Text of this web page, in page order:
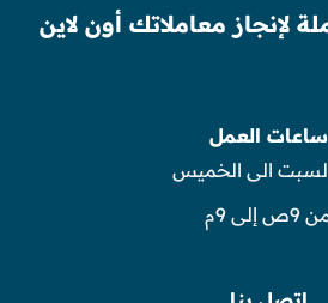
لإنجاز معاملاتك أون لاين
ساعات العمل
الى الخميس
إلى 9م